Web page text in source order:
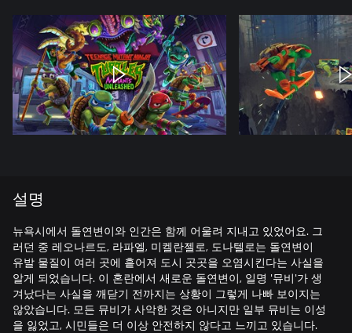
설명
뉴욕시에서 돌연변이와 인간은 함께 어울려 지내고 있었어요. 그
러던 중 레오나르도, 라파엘, 미켈란젤로, 도나텔로는 돌연변이
유발 물질이 여러 곳에 흩어져 도시 곳곳을 오염시킨다는 사실을
알게 되었습니다. 이 혼란에서 새로운 돌연변이, 일명 '뮤비'가 생
겨났다는 사실을 깨닫기 전까지는 상황이 그렇게 나빠 보이지는
않았습니다. 모든 뮤비가 사악한 것은 아니지만 일부 뮤비는 이성
을 잃었고, 시민들은 더 이상 안전하지 않다고 느끼고 있습니다.